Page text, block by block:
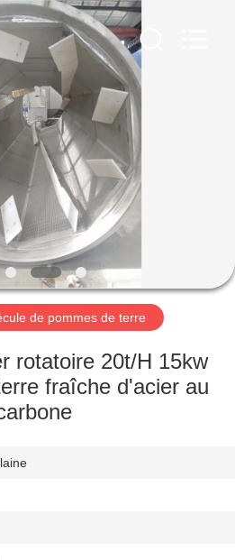
de pommes de terre
rotatoire 20t/H 15kw
fraîche d'acier au